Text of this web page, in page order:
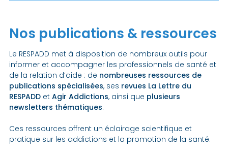
Nos publications & ressources
Le RESPADD met à disposition de nombreux outils pour
informer et accompagner les professionnels de santé et
de la relation d’aide : de nombreuses ressources de
publications spécialisées, ses revues La Lettre du
RESPADD et Agir Addictions, ainsi que plusieurs
newsletters thématiques.
Ces ressources offrent un éclairage scientifique et
pratique sur les addictions et la promotion de la santé.